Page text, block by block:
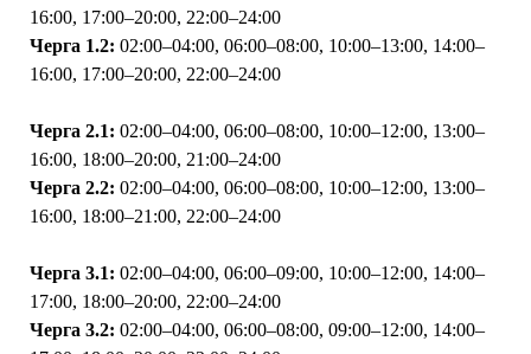
16:00, 17:00–20:00, 22:00–24:00
Черга 1.2: 02:00–04:00, 06:00–08:00, 10:00–13:00, 14:00–
16:00, 17:00–20:00, 22:00–24:00
Черга 2.1: 02:00–04:00, 06:00–08:00, 10:00–12:00, 13:00–
16:00, 18:00–20:00, 21:00–24:00
Черга 2.2: 02:00–04:00, 06:00–08:00, 10:00–12:00, 13:00–
16:00, 18:00–21:00, 22:00–24:00
Черга 3.1: 02:00–04:00, 06:00–09:00, 10:00–12:00, 14:00–
17:00, 18:00–20:00, 22:00–24:00
Черга 3.2: 02:00–04:00, 06:00–08:00, 09:00–12:00, 14:00–